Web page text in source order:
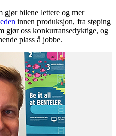
gjør bilene lettere og mer
innen produksjon, fra støping
gjør oss konkurransedyktige, og
plass å jobbe.